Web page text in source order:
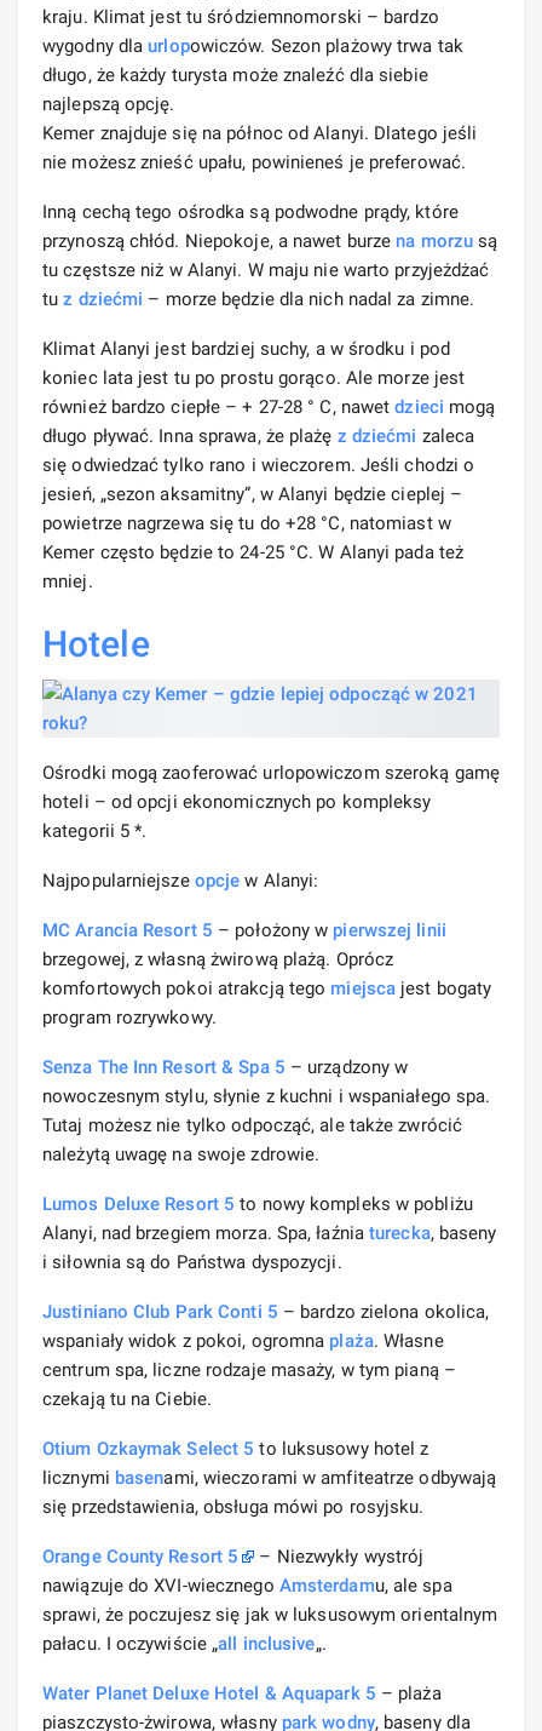
kraju. Klimat jest tu śródziemnomorski – bardzo
wygodny dlaurlopowiczów. Sezon plażowy trwa tak
długo, że każdy turysta może znaleźć dla siebie
najlepszą opcję.
Kemer znajduje się na północ od Alanyi. Dlatego jeśli
nie możesz znieść upału, powinieneś je preferować.
Inną cechą tego ośrodka są podwodne prądy, które
przynoszą chłód. Niepokoje, a nawet burze na morzu są
tu częstsze niż w Alanyi. W maju nie warto przyjeżdżać
tuz dziećmi – morze będzie dla nich nadal za zimne.
Klimat Alanyi jest bardziej suchy, a w środku i pod
koniec lata jest tu po prostu gorąco. Ale morze jest
również bardzo ciepłe – + 27-28 ° С, nawetdzieci mogą
długo pływać. Inna sprawa, że ​​plażę z dziećmi zaleca
się odwiedzać tylko rano i wieczorem. Jeśli chodzi o
jesień, „sezon aksamitny”, w Alanyi będzie cieplej –
powietrze nagrzewa się tu do +28 °C, natomiast w
Kemer często będzie to 24-25 °C. W Alanyi pada też
mniej.
Hotele
Ośrodki mogą zaoferować urlopowiczom szeroką gamę
hoteli – od opcji ekonomicznych po kompleksy
kategorii 5 *.
Najpopularniejsze opcje w Alanyi:
MC Arancia Resort 5 – położony w pierwszej linii
brzegowej, z własną żwirową plażą. Oprócz
komfortowych pokoi atrakcją tego miejsca jest bogaty
program rozrywkowy.
Senza The Inn Resort & Spa 5 – urządzony w
nowoczesnym stylu, słynie z kuchni i wspaniałego spa.
Tutaj możesz nie tylko odpocząć, ale także zwrócić
należytą uwagę na swoje zdrowie.
Lumos Deluxe Resort 5 to nowy kompleks w pobliżu
Alanyi, nad brzegiem morza. Spa, łaźniaturecka, baseny
i siłownia są do Państwa dyspozycji.
Justiniano Club Park Conti 5 – bardzo zielona okolica,
wspaniały widok z pokoi, ogromna plaża. Własne
centrum spa, liczne rodzaje masaży, w tym pianą –
czekają tu na Ciebie.
Otium Ozkaymak Select 5 to luksusowy hotel z
licznymi basenami, wieczorami w amfiteatrze odbywają
się przedstawienia, obsługa mówi po rosyjsku.
Orange County Resort 5
– Niezwykły wystrój
nawiązuje do XVI-wiecznego Amsterdamu, ale spa
sprawi, że poczujesz się jak w luksusowym orientalnym
pałacu. I oczywiście „all inclusive„.
Water Planet Deluxe Hotel & Aquapark 5 – plaża
piaszczysto-żwirowa, własny park wodny, baseny dla